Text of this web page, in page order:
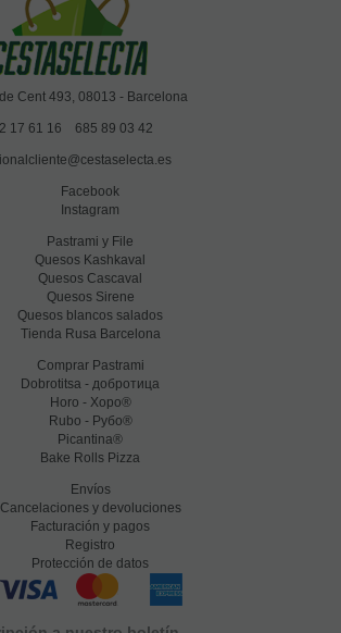
Cent 493, 08013 - Barcelona
17 61 16 685 89 03 42
Facebook
Instagram
Pastrami y File
Quesos Kashkaval
Quesos Cascaval
Quesos Sirene
Quesos blancos salados
Tienda Rusa Barcelona
Comprar Pastrami
Dobrotitsa - добротица
Horo - Хоро®
Rubo - Рубо®
Picantina®
Bake Rolls Pizza
Envíos
Cancelaciones y devoluciones
Facturación y pagos
Registro
Protección de datos